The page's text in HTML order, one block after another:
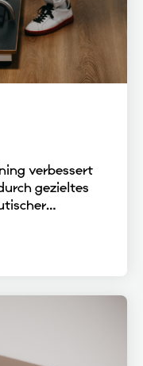
verbessert
gezieltes